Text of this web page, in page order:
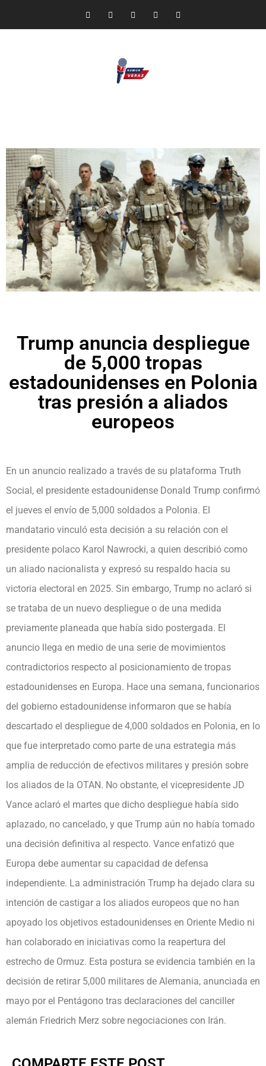
Trump anuncia despliegue
de 5,000 tropas
estadounidenses en Polonia
tras presión a aliados
europeos
En un anuncio realizado a través de su plataforma Truth
Social, el presidente estadounidense Donald Trump confirmó
el jueves el envío de 5,000 soldados a Polonia. El
mandatario vinculó esta decisión a su relación con el
presidente polaco Karol Nawrocki, a quien describió como
un aliado nacionalista y expresó su respaldo hacia su
victoria electoral en 2025. Sin embargo, Trump no aclaró si
se trataba de un nuevo despliegue o de una medida
previamente planeada que había sido postergada. El
anuncio llega en medio de una serie de movimientos
contradictorios respecto al posicionamiento de tropas
estadounidenses en Europa. Hace una semana, funcionarios
del gobierno estadounidense informaron que se había
descartado el despliegue de 4,000 soldados en Polonia, en lo
que fue interpretado como parte de una estrategia más
amplia de reducción de efectivos militares y presión sobre
los aliados de la OTAN. No obstante, el vicepresidente JD
Vance aclaró el martes que dicho despliegue había sido
aplazado, no cancelado, y que Trump aún no había tomado
una decisión definitiva al respecto. Vance enfatizó que
Europa debe aumentar su capacidad de defensa
independiente. La administración Trump ha dejado clara su
intención de castigar a los aliados europeos que no han
apoyado los objetivos estadounidenses en Oriente Medio ni
han colaborado en iniciativas como la reapertura del
estrecho de Ormuz. Esta postura se evidencia también en la
decisión de retirar 5,000 militares de Alemania, anunciada en
mayo por el Pentágono tras declaraciones del canciller
alemán Friedrich Merz sobre negociaciones con Irán.